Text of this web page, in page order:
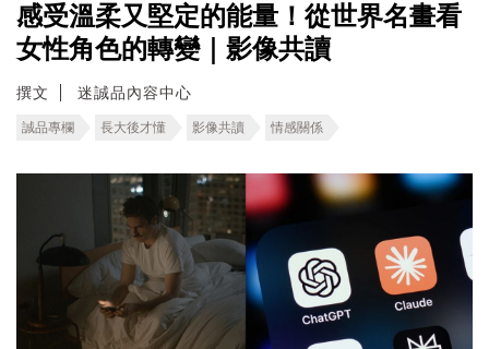
感受溫柔又堅定的能量！從世界名畫看
女性角色的轉變｜影像共讀
撰文 迷誠品內容中心
誠品專欄 長大後才懂 影像共讀 情感關係